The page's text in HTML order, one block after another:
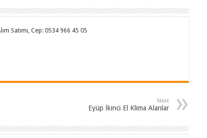
Satımı, Cep: 0534 966 45 05
Next
Eyüp İkinci El Klima Alanlar